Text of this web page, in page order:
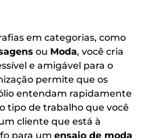
em categorias, como
ou Moda, você cria
e amigável para o
permite que os
entendam rapidamente
tipo de trabalho que você
cliente que está à
para um ensaio de moda